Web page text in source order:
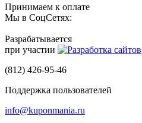
Принимаем к оплате
Мы в СоцСетях:
Разрабатывается
при участии
(812) 426-95-46
Поддержка пользователей
info@kuponmania.ru